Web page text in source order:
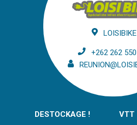
LOISIBIKE
+262 262
DESTOCKAGE !
VTT